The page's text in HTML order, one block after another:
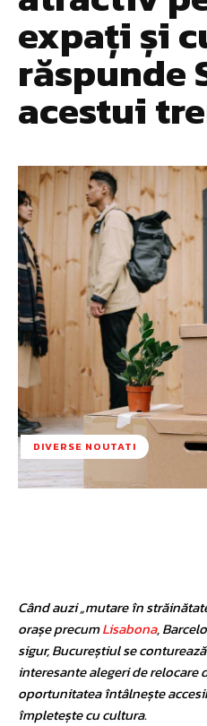
expați și
răspunde
acestui
DIVERSE NOUTATI
Când auzi „mutare în
orașe precumLisabona,
sigur, Bucureștiul se
interesante alegeri de relocare
oportunitatea întâlnește
împletește cu cultura.